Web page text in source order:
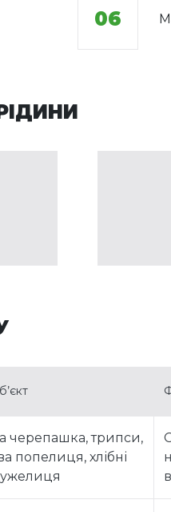
06
черепашка, трипси,
попелиця, хлібні